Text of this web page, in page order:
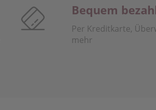
Bequem
Per Kreditkarte,
mehr